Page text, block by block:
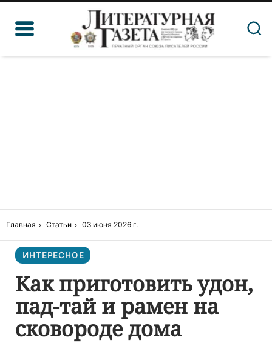
Главная Статьи 03 июня 2026 г.
ИНТЕРЕСНОЕ
Как приготовить удон,
пад-тай и рамен на
сковороде дома